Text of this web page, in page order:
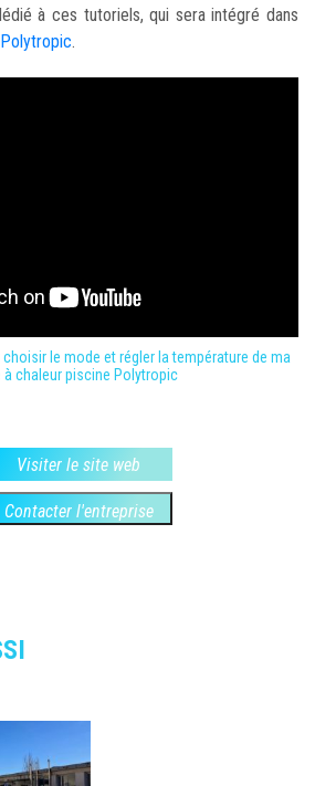
à ces tutoriels, qui sera intégré dans
le mode et régler la température de ma
à chaleur piscine Polytropic
Visiter le site web
Contacter l'entreprise